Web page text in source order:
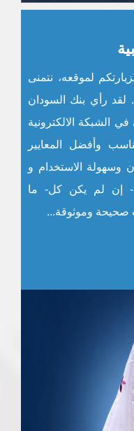
لموقعه، نتمنى
لقد رأي بنك السودان
الشبكة الالكترونية
وأفضل المعايير
وسهولة الاستخدام و
- إن لم يكن كل- ما
صحيحة وموثوقة...